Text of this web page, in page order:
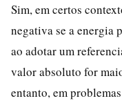
Sim, em certos
negativa se a energia
ao adotar um
valor absoluto for
entanto, em